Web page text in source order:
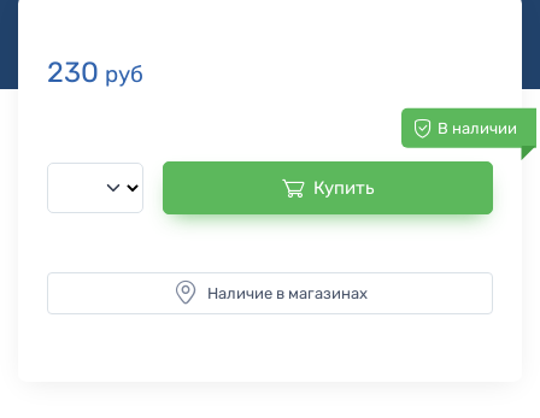
230 руб
В наличии
Купить
Наличие в магазинах